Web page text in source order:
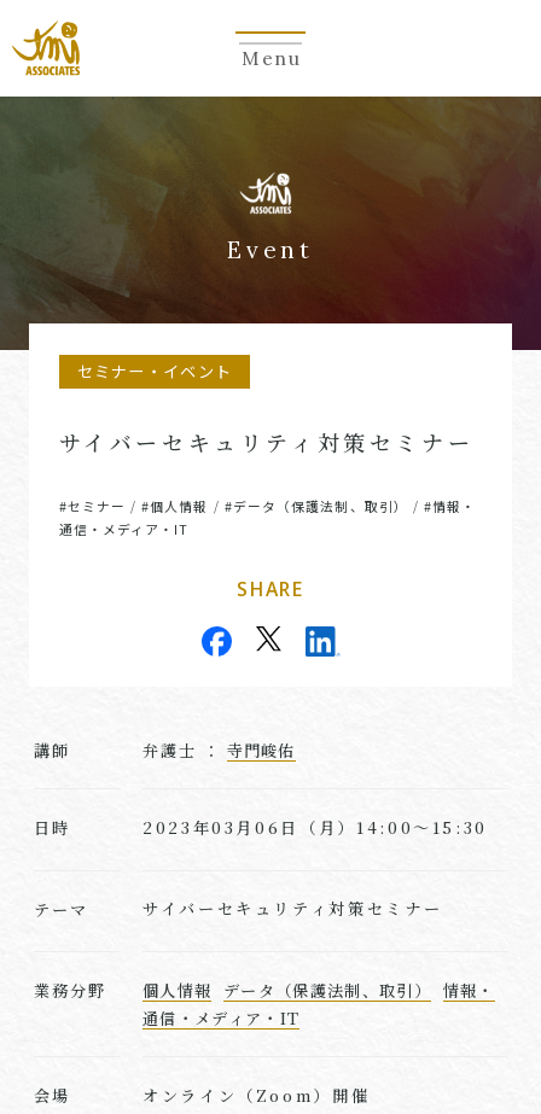
Menu
Event
セミナー・イベント
サイバーセキュリティ対策セミナー
#セミナー /#個人情報 / #データ（保護法制、取引） /#情報・
通信・メディア・IT
SHARE
講師 弁護士 ： 寺門峻佑
日時 2023年03月06日（月）14:00～15:30
テーマ サイバーセキュリティ対策セミナー
業務分野 個人情報 データ（保護法制、取引）
情報・
通信・メディア・IT
会場 オンライン（Zoom）開催